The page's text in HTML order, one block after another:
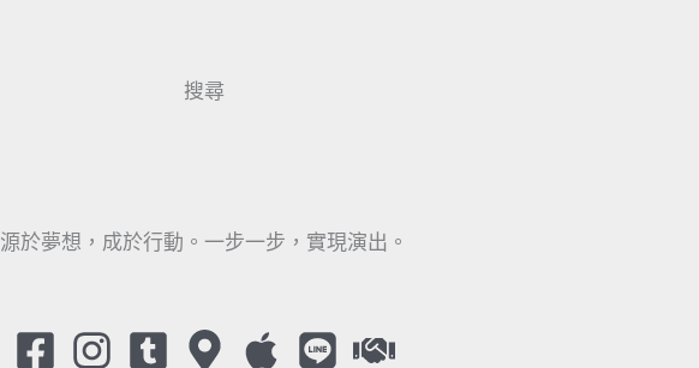
搜尋
源於夢想，成於行動。一步一步，實現演出。